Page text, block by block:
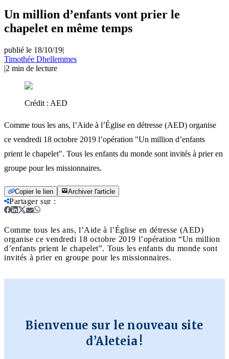
Un million d’enfants vont prier le
chapelet en même temps
publié le 18/10/19|
Timothée Dhellemmes
|2 min de lecture
Crédit : AED
Comme tous les ans, l’Aide à l’Église en détresse (AED) organise
ce vendredi 18 octobre 2019 l’opération "Un million d’enfants
prient le chapelet". Tous les enfants du monde sont invités à prier en
groupe pour les missionnaires.
Copier le lien Archiver l'article
Partager sur:
Comme tous les ans, l’Aide à l’Église en détresse (AED)
organise ce vendredi 18 octobre 2019 l’opération “Un million
d’enfants prient le chapelet”. Tous les enfants du monde sont
invités à prier en groupe pour les missionnaires.
Bienvenue sur le nouveau site
d’Aleteia !